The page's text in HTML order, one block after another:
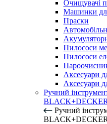
Очищувачі
Машинки
Праски
Пилососи
Пилососи
Аксесуари
Аксесуари
Ручний
BLACK+DECKER
Ручний
BLACK+DECKER